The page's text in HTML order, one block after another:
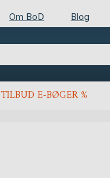
Om BoD Blog
TILBUD E-BØGER %